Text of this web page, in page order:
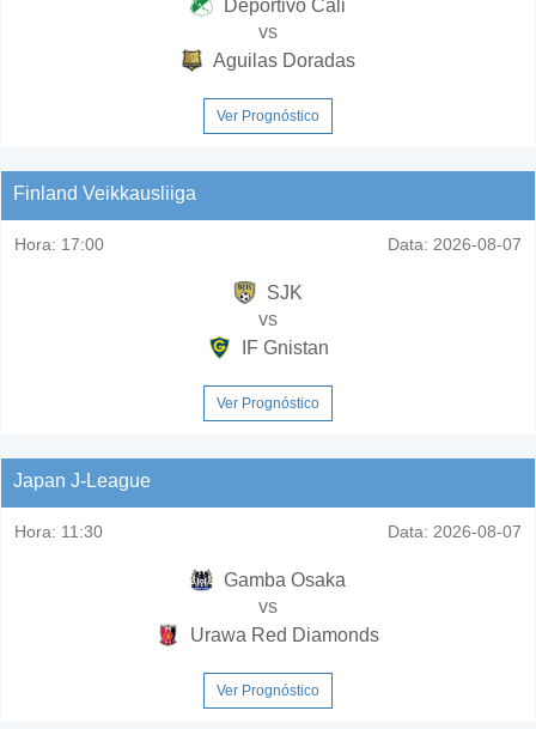
Deportivo Cali
vs
Aguilas Doradas
Ver Prognóstico
Finland Veikkausliiga
Hora: 17:00 Data: 2026-08-07
SJK
vs
IF Gnistan
Ver Prognóstico
Japan J-League
Hora: 11:30 Data: 2026-08-07
Gamba Osaka
vs
Urawa Red Diamonds
Ver Prognóstico